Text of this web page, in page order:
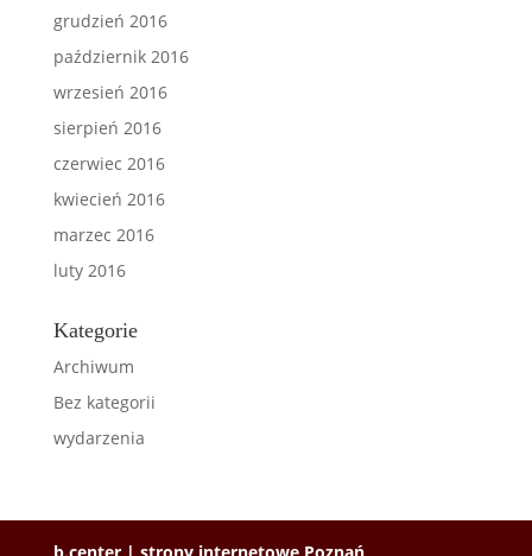
grudzień 2016
październik 2016
wrzesień 2016
sierpień 2016
czerwiec 2016
kwiecień 2016
marzec 2016
luty 2016
Kategorie
Archiwum
Bez kategorii
wydarzenia